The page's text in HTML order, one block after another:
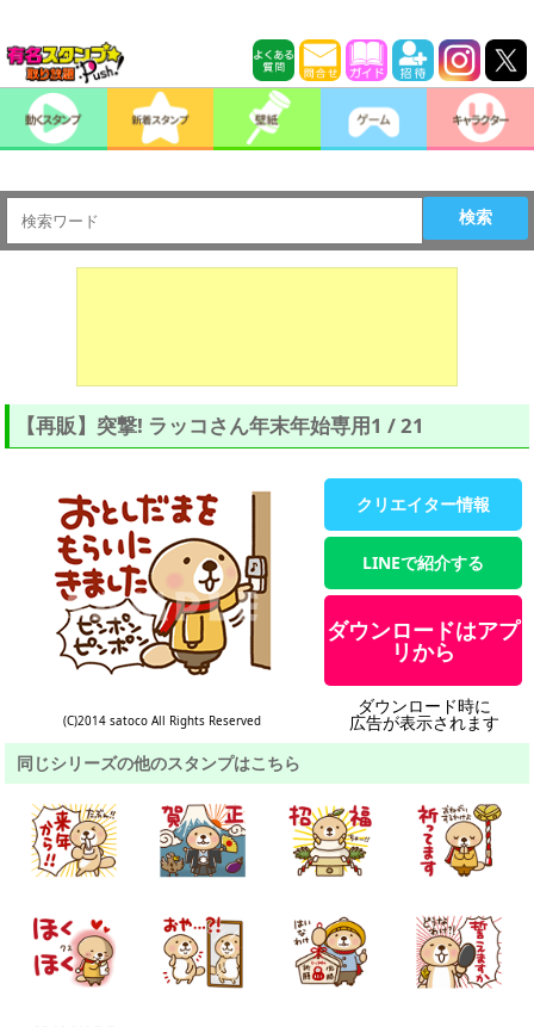
検索
【再販】突撃! ラッコさん年末年始専用1 / 21
(C)2014 satoco All Rights Reserved
クリエイター情報
LINEで紹介する
ダウンロードはアプ
リから
ダウンロード時に
広告が表示されます
同じシリーズの他のスタンプはこちら